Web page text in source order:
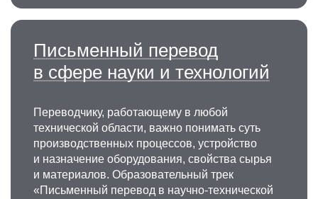
Письменный перевод
в сфере науки и технологий
Переводчику, работающему в любой
технической области, важно понимать суть
производственных процессов, устройство
и назначение оборудования, свойства сырья
и материалов. Образовательный трек
«Письменный перевод в научно-технической